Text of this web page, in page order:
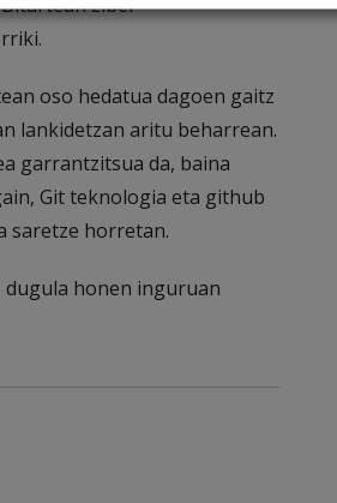
oso hedatua dagoen gaitz
lankidetzan aritu beharrean.
garrantzitsua da, baina
Git teknologia eta github
saretze horretan.
dugula honen inguruan